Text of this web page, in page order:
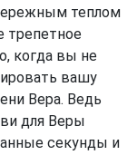
теплом
трепетное
когда вы не
вашу
Вера. Ведь
для Веры
секунды и